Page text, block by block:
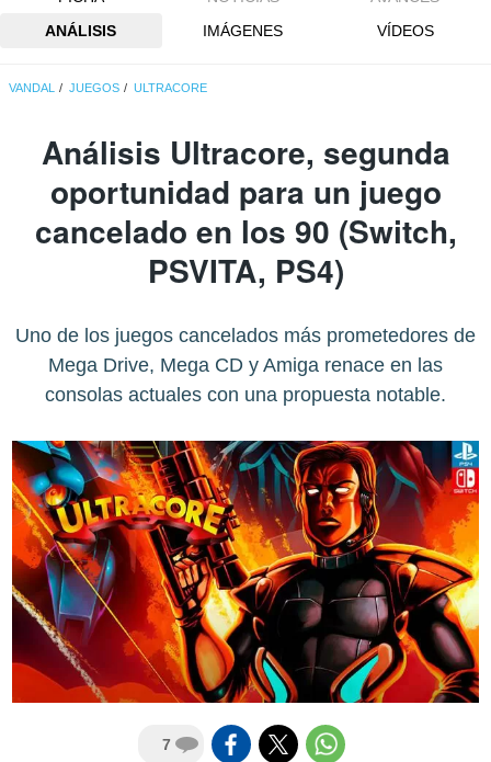
ANÁLISIS
IMÁGENES VÍDEOS
VANDAL JUEGOS ULTRACORE
Análisis Ultracore, segunda
oportunidad para un juego
cancelado en los 90 (Switch,
PSVITA, PS4)
Uno de los juegos cancelados más prometedores de
Mega Drive, Mega CD y Amiga renace en las
consolas actuales con una propuesta notable.
7